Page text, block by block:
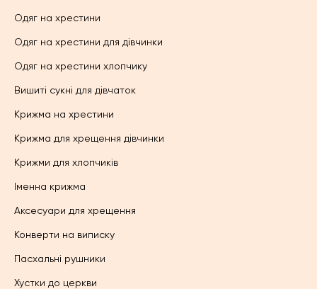
Одяг на хрестини
Одяг на хрестини для дівчинки
Одяг на хрестини хлопчику
Вишиті сукні для дівчаток
Крижма на хрестини
Крижма для хрещення дівчинки
Крижми для хлопчиків
Іменна крижма
Аксесуари для хрещення
Конверти на виписку
Пасхальні рушники
Хустки до церкви